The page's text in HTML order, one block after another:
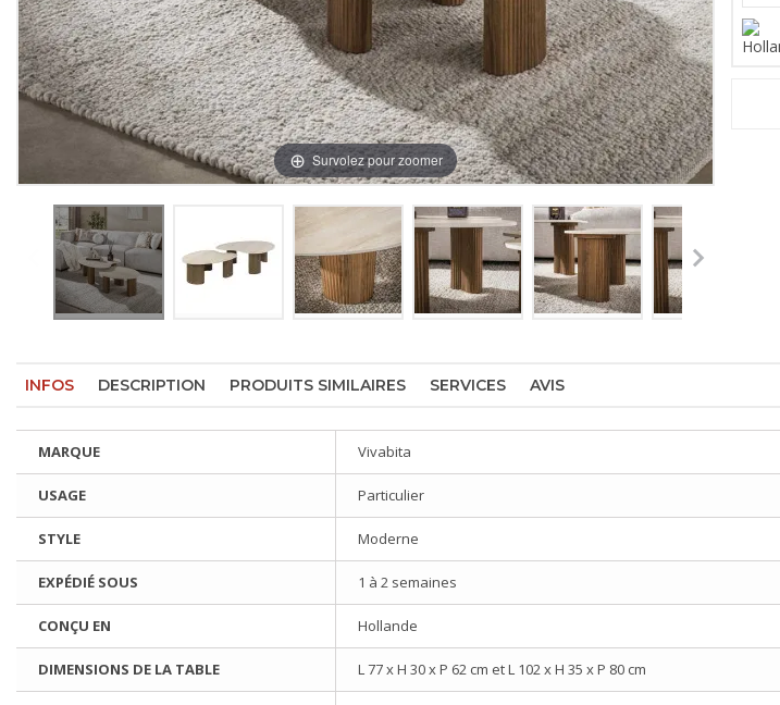
Survolez pour zoomer
INFOS DESCRIPTION PRODUITS SIMILAIRES SERVICES AVIS
MARQUE Vivabita
USAGE Particulier
STYLE Moderne
EXPÉDIÉ SOUS 1 à 2 semaines
CONÇU EN Hollande
DIMENSIONS DE LA TABLE L 77 x H 30 x P 62 cm et L 102 x H 35 x P 80 cm